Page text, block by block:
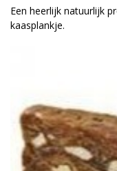
Een heerlijk natuurlijk
kaasplankje.